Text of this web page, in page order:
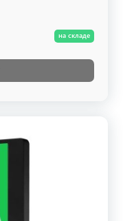
на складе